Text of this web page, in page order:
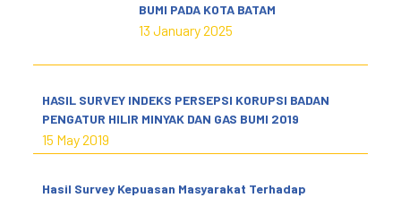
BUMI PADA KOTA BATAM
13 January 2025
HASIL SURVEY INDEKS PERSEPSI KORUPSI BADAN
PENGATUR HILIR MINYAK DAN GAS BUMI 2019
15 May 2019
Hasil Survey Kepuasan Masyarakat Terhadap